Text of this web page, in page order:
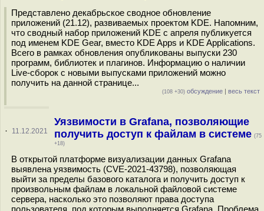
Представлено декабрьское сводное обновление
приложений (21.12), развиваемых проектом KDE. Напомним,
что сводный набор приложений KDE c апреля публикуется
под именем KDE Gear, вместо KDE Apps и KDE Applications.
Всего в рамках обновления опубликованы выпуски 230
программ, библиотек и плагинов. Информацию о наличии
Live-сборок с новыми выпусками приложений можно
получить на данной странице...
(108 +30) обсуждение | весь текст
· 11.12.2021
Уязвимости в Grafana, позволяющие
получить доступ к файлам в системе (75
+18)
В открытой платформе визуализации данных Grafana
выявлена уязвимость (CVE-2021-43798), позволяющая
выйти за пределы базового каталога и получить доступ к
произвольным файлам в локальной файловой системе
сервера, насколько это позволяют права доступа
пользователя, под которым выполняется Grafana. Проблема